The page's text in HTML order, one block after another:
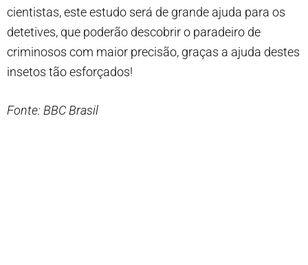
cientistas, este estudo será de grande ajuda para os
detetives, que poderão descobrir o paradeiro de
criminosos com maior precisão, graças a ajuda destes
insetos tão esforçados!
Fonte: BBC Brasil